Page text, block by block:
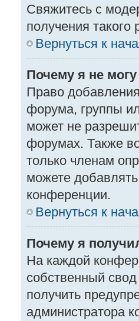
Свяжитесь с
получения такого
Вернуться к
Почему я не
Право
форума, группы
может не
форумах. Также
только членам
можете
конференции.
Вернуться к
Почему я
На каждой
собственный
получить
администратора